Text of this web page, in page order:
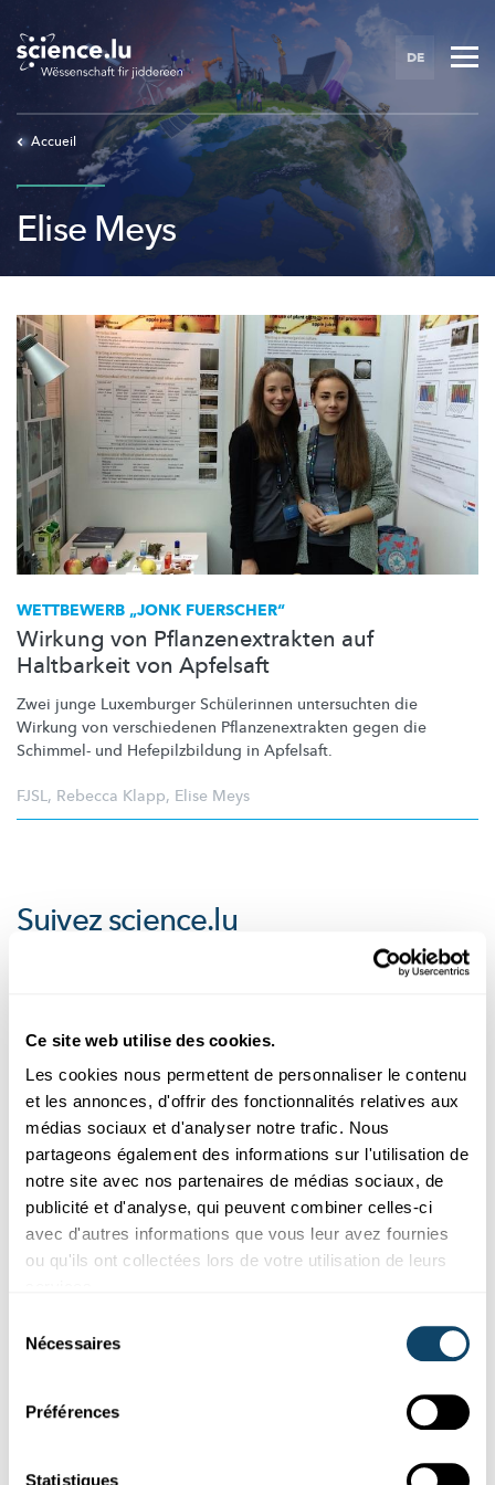
Ce site web utilise des cookies.
Les cookies nous permettent de personnaliser le contenu
et les annonces, d'offrir des fonctionnalités relatives aux
médias sociaux et d'analyser notre trafic. Nous
partageons également des informations sur l'utilisation de
notre site avec nos partenaires de médias sociaux, de
publicité et d'analyse, qui peuvent combiner celles-ci
avec d'autres informations que vous leur avez fournies
ou qu'ils ont collectées lors de votre utilisation de leurs
Nécessaires
Préférences
Statistiques
main
content
DE
Accueil
Elise Meys
WETTBEWERB „JONK FUERSCHER“
Wirkung von Pflanzenextrakten auf
Haltbarkeit von Apfelsaft
Zwei junge Luxemburger Schülerinnen untersuchten die
Wirkung von verschiedenen Pflanzenextrakten gegen die
Schimmel- und Hefepilzbildung in Apfelsaft.
FJSL, Rebecca Klapp, Elise Meys
Suivezscience.lu
refusé les cookies liés aux réseaux sociaux.
préférences.
CHANGER MES PRÉFÉRENCES
chaîne Youtube
Suivez le monde de la science et de